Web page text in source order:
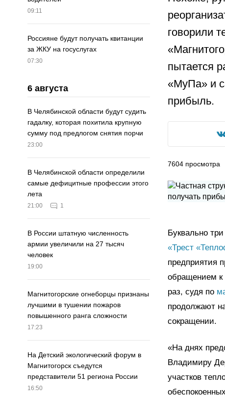
09:11
Россияне будут получать квитанции
за ЖКУ на госуслугах
07:30
6 августа
В Челябинской области будут судить
гадалку, которая похитила крупную
сумму под предлогом снятия порчи
23:00
В Челябинской области определили
самые дефицитные профессии этого
лета
21:00 1
В России штатную численность
армии увеличили на 27 тысяч
человек
19:00
Магнитогорские огнеборцы признаны
лучшими в тушении пожаров
повышенного ранга сложности
17:23
На Детский экологический форум в
Магнитогорск съедутся
представители 51 региона России
16:50
говорили
пытается
«МуПа» и
прибыль.
7604 просмотра
Буквально
«Трест
предприятия
обращением к
раз, судя по
продолжают
сокращении.
«На днях
Владимиру
участков